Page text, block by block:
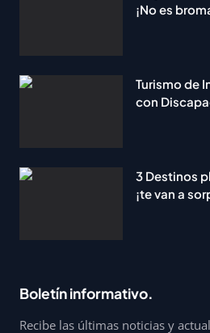
¡No es
Turismo de
con
3 Destinos
¡te van a
Boletín informativo.
Recibe las últimas noticias y